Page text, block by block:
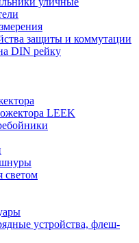
защиты и коммутации
DIN рейку
LEEK
шнуры
светом
устройства, флеш-